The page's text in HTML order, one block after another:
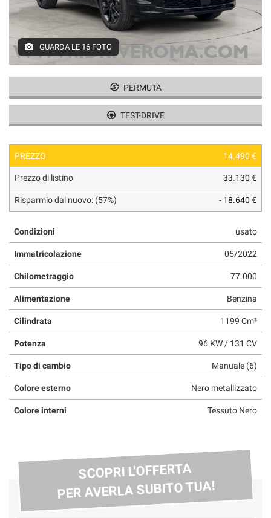
GUARDA LE 16 FOTO
PERMUTA
TEST-DRIVE
PREZZO 14.490 €
Prezzo di listino 33.130 €
Risparmio dal nuovo: (57%) - 18.640 €
Condizioni usato
Immatricolazione 05/2022
Chilometraggio 77.000
Alimentazione Benzina
Cilindrata 1199 Cm³
Potenza 96 KW / 131 CV
Tipo di cambio Manuale (6)
Colore esterno Nero metallizzato
Colore interni Tessuto Nero
SCOPRI L'OFFERTA
PER AVERLA SUBITO TUA!
tracciamento
che
adottiamo
per
offrire
le
funzionalità
svolgere
attività
descritte.
Per
maggiori
informazioni
e
sul
funzionamento
questi
strumenti
tracciamento
si
rimanda
alla
cookie
policy.
Puoi
e
scelte
in
qualsiasi
momento.